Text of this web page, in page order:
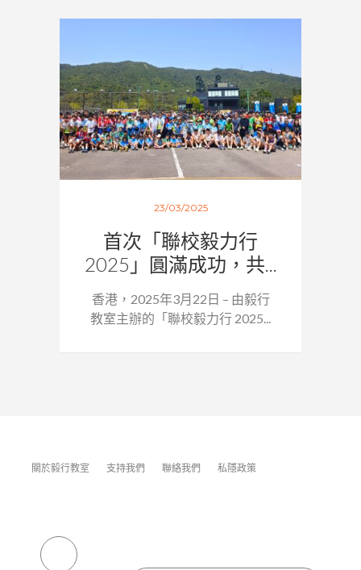
23/03/2025
首次「聯校毅力行
2025」圓滿成功，共...
香港，2025年3月22日 – 由毅行
教室主辦的「聯校毅力行 2025...
關於毅行教室 支持我們 聯絡我們 私隱政策